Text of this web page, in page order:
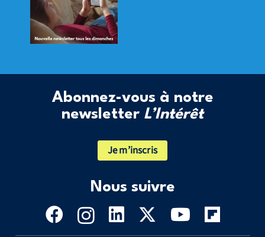
Abonnez-vous à notre
newsletter L’Intérêt
Je m’inscris
Nous suivre